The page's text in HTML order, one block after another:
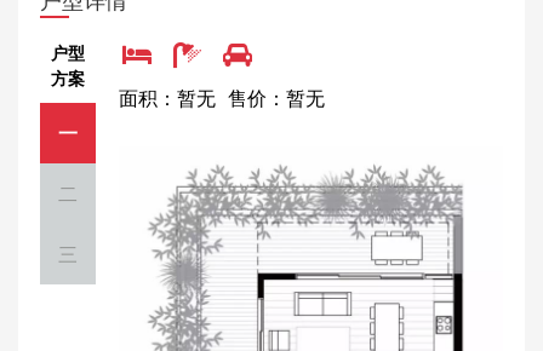
户型
方案
一
二
三
面积：暂无 售价：暂无